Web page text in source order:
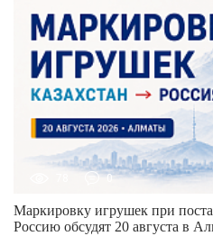
0
Маркировку игрушек при
Россию обсудят 20 августа в